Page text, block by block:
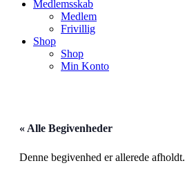
Medlemsskab
Medlem
Frivillig
Shop
Shop
Min Konto
« Alle Begivenheder
Denne begivenhed er allerede afholdt.